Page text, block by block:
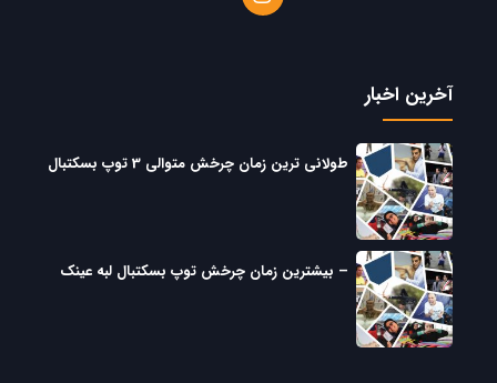
آخرین اخبار
طولانی ترین زمان چرخش متوالی 3 توپ بسکتبال
– بیشترین زمان چرخش توپ بسکتبال لبه عینک